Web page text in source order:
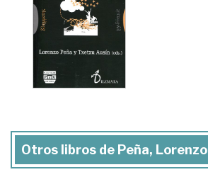
Otros libros de Peña, Lorenzo